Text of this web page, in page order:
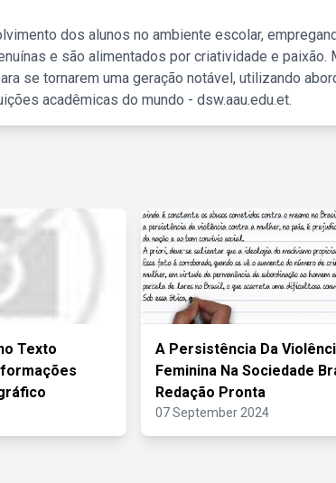
dos alunos no ambiente escolar,
e são alimentados por criatividade e paixão.
se tornarem uma geração notável, utilizando
acadêmicas do mundo - dsw.aau.edu.et.
Texto
A Persistência Da
Feminina Na Sociedade
Redação Pronta
07 September 2024